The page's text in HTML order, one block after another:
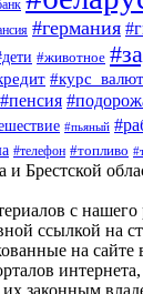
#германия
#животное
#курс_валют
#пенсия
#пьяный
#телефон #топливо
Брестской
с нашего
ссылкой на
на сайте
законным